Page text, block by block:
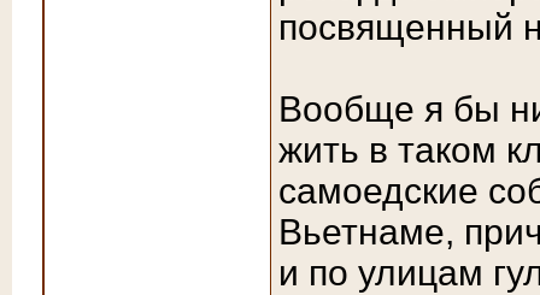
посвященный
Вообще я бы
жить в таком
самоедские
Вьетнаме,
и по улицам